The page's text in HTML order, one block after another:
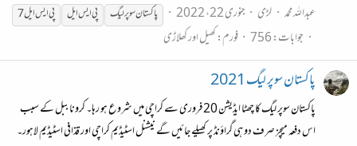
عبداللہ محمد لڑی جنوری 22، 2022 پاکستان سوپر لیگ پیایسایل پیایسایل
7
جوابات: 756 فورم:کھیل اور کھلاڑی
پاکستان سوپر لیگ 2021
پاکستان سوپر لیگ کا چھٹا ایڈیشن 20 فروری سے کراچی میں شروع ہو رہا۔ کرونا ببل کے سبب
اس دفعہ میچز صرف دو ہی گراؤنڈ پر کھیلے جائیں گے نیشنل اسٹیڈیم کراچی اور قذافی اسٹیڈیم لاہور۔